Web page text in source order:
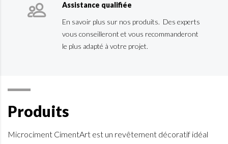
Assistance qualifiée
En savoir plus sur nos produits. Des experts
vous conseilleront et vous recommanderont
le plus adapté à votre projet.
Produits
Microciment CimentArt est un revêtement décoratif idéal